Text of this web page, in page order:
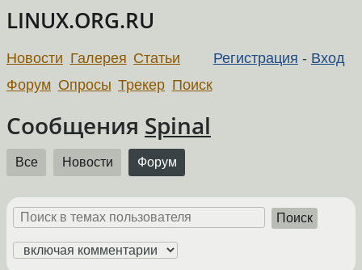
LINUX.ORG.RU
Регистрация - Вход
Новости Галерея Статьи
Форум Опросы Трекер Поиск
Сообщения Spinal
Все Новости Форум
Поиск